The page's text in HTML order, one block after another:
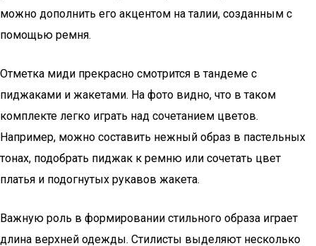
можно дополнить его акцентом на талии, созданным с
помощью ремня.
Отметка миди прекрасно смотрится в тандеме с
пиджаками и жакетами. На фото видно, что в таком
комплекте легко играть над сочетанием цветов.
Например, можно составить нежный образ в пастельных
тонах, подобрать пиджак к ремню или сочетать цвет
платья и подогнутых рукавов жакета.
Важную роль в формировании стильного образа играет
длина верхней одежды. Стилисты выделяют несколько